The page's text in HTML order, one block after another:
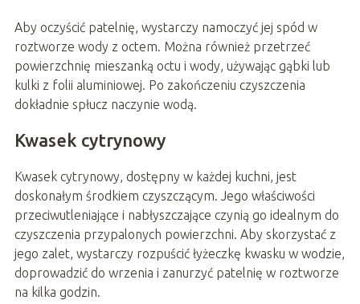
Aby oczyścić patelnię, wystarczy namoczyć jej spód w
roztworze wody z octem. Można również przetrzeć
powierzchnię mieszanką octu i wody, używając gąbki lub
kulki z folii aluminiowej. Po zakończeniu czyszczenia
dokładnie spłucz naczynie wodą.
Kwasek cytrynowy
Kwasek cytrynowy, dostępny w każdej kuchni, jest
doskonałym środkiem czyszczącym. Jego właściwości
przeciwutleniające i nabłyszczające czynią go idealnym do
czyszczenia przypalonych powierzchni. Aby skorzystać z
jego zalet, wystarczy rozpuścić łyżeczkę kwasku w wodzie,
doprowadzić do wrzenia i zanurzyć patelnię w roztworze
na kilka godzin.